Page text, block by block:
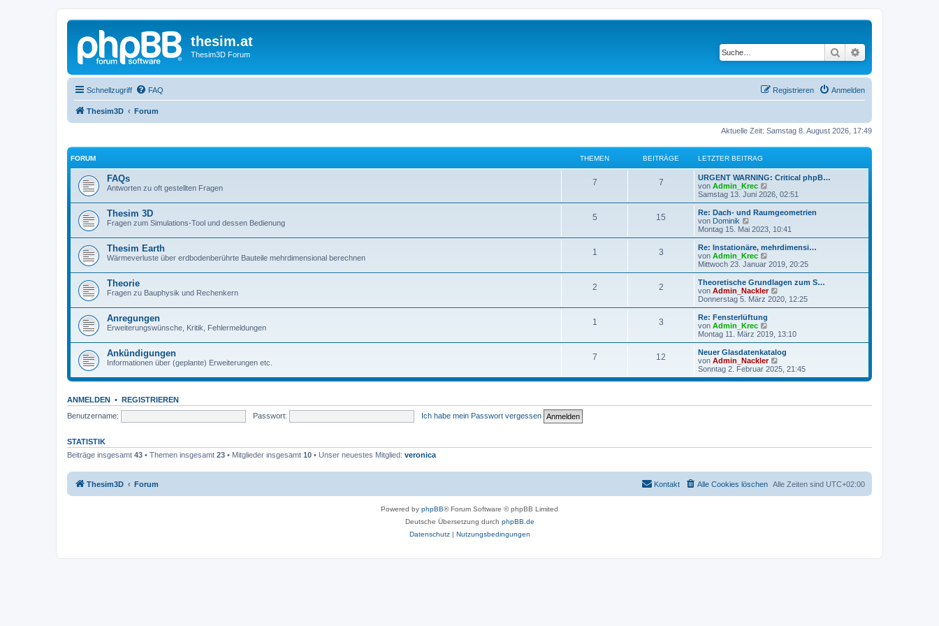
thesim.at
Thesim3D Forum Suche
Schnellzugriff FAQ Anmelden
Registrieren
Thesim3D Forum
Aktuelle Zeit: Samstag 8. August 2026, 17:49
FORUM THEMEN BEITRÄGE LETZTER BEITRAG
FAQs
Antworten zu oft gestellten Fragen
7 7
URGENT WARNING: Critical phpB…
von Admin_Krec
e
u
e
t
e
B
e
i
r
a
g
Samstag 13. Juni 2026, 02:51
Thesim 3D
Fragen zum Simulations-Tool und dessen Bedienung
5 15
Re: Dach- und Raumgeometrien
von Dominik
e
u
e
s
t
r
B
e
i
r
a
g
Montag 15. Mai 2023, 10:41
Thesim Earth
Wärmeverluste über erdbodenberührte Bauteile mehrdimensional berechnen
1 3
Re: Instationäre, mehrdimensi…
von Admin_Krec
e
u
e
s
t
e
i
r
a
g
Mittwoch 23. Januar 2019, 20:25
Theorie
Fragen zu Bauphysik und Rechenkern
2 2
Theoretische Grundlagen zum S…
von Admin_Nackler
e
u
t
B
e
i
t
g
Donnerstag 5. März 2020, 12:25
Anregungen
Erweiterungswünsche, Kritik, Fehlermeldungen
1 3
Re: Fensterlüftung
von Admin_Krec
e
u
e
s
t
r
i
Montag 11. März 2019, 13:10
Ankündigungen
Informationen über (geplante) Erweiterungen etc.
7 12
Neuer Glasdatenkatalog
von Admin_Nackler
e
u
Sonntag 2. Februar 2025, 21:45
ANMELDEN • REGISTRIEREN
Benutzername:
Passwort: Ich habe mein Passwort vergessen
STATISTIK
Beiträge insgesamt 43 • Themen insgesamt 23 • Mitglieder insgesamt 10 • Unser neuestes Mitglied: veronica
Thesim3D Forum Alle Zeiten sind UTC+02:00
Alle Cookies löschen
Kontakt
Powered by phpBB® Forum Software © phpBB Limited
Deutsche Übersetzung durch phpBB.de
Datenschutz| Nutzungsbedingungen